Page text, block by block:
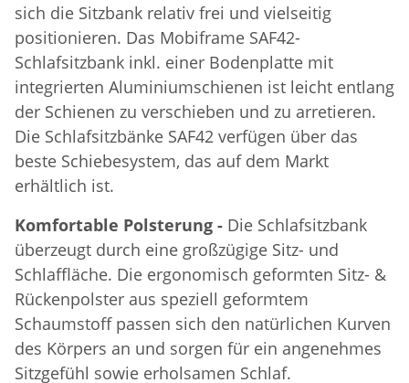
sich die Sitzbank relativ frei und vielseitig
positionieren. Das Mobiframe SAF42-
Schlafsitzbank inkl. einer Bodenplatte mit
integrierten Aluminiumschienen ist leicht entlang
der Schienen zu verschieben und zu arretieren.
Die Schlafsitzbänke SAF42 verfügen über das
beste Schiebesystem, das auf dem Markt
erhältlich ist.
Komfortable Polsterung - Die Schlafsitzbank
überzeugt durch eine großzügige Sitz- und
Schlaffläche. Die ergonomisch geformten Sitz- &
Rückenpolster aus speziell geformtem
Schaumstoff passen sich den natürlichen Kurven
des Körpers an und sorgen für ein angenehmes
Sitzgefühl sowie erholsamen Schlaf.